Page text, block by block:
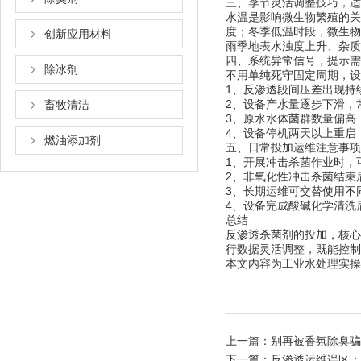
创新应用材料
除冰剂
畜牧清洁
燃油添加剂
水温是影响微生物繁殖的
度；冬季低温时段，微生
雨季地表水浊度上升、杂
四、系统异常信号，提示
不用单纯死守固定周期，
1、反渗透段间压差出现
2、设备产水量逐步下滑
3、原水水体菌群数量偏
4、设备停机两天以上重
五、日常投加运维注意事
1、开展冲击杀菌作业时
2、非氧化性冲击杀菌结
3、长期运维可交替使用
4、设备完成酸碱化学清
总结
反渗透杀菌剂的投加，核
行数据灵活调整，既能控
本文内容为工业水处理实
上一篇： 别再被香氛除臭